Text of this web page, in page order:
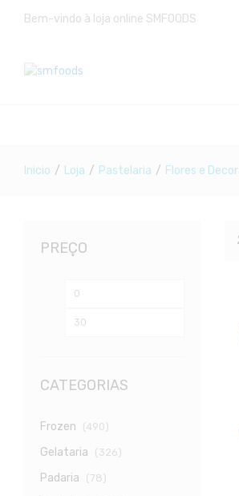
Bem-vindo à loja online SMFOODS
Inicio / Loja / Pastelaria / Flores e
PREÇO
Preço
CATEGORIAS
Frozen (490)
Gelataria (326)
Padaria (78)